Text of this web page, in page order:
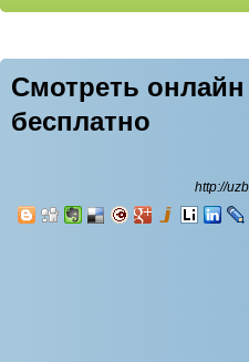
Смотреть
бесплатно
http://